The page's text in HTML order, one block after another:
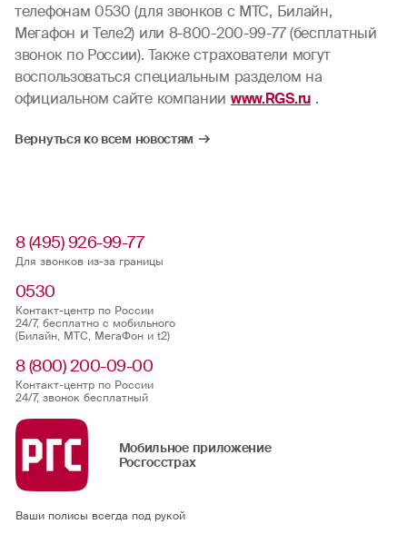
телефонам 0530 (для звонков с МТС, Билайн,
Мегафон и Теле2) или 8-800-200-99-77 (бесплатный
звонок по России). Также страхователи могут
воспользоваться специальным разделом на
официальном сайте компании www.RGS.ru .
Вернуться ко всем новостям
8 (495) 926-99-77
Для звонков из-за границы
0530
Контакт-центр по России
24/7, бесплатно с мобильного
(Билайн, МТС, МегаФон и t2)
8 (800) 200-09-00
Контакт-центр по России
24/7, звонок бесплатный
Мобильное приложение
Росгосстрах
Ваши полисы всегда под рукой